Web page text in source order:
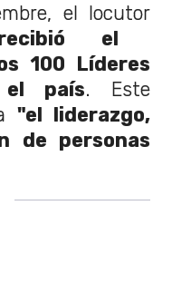
el locutor
el
100 Líderes
el país. Este
"el liderazgo,
de personas